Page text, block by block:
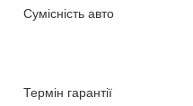
Сумісність авто
Термін гарантії